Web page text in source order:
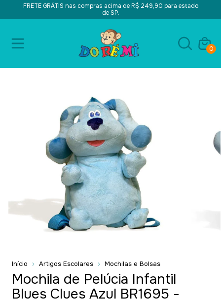
FRETE GRÁTIS nas compras acima de R$ 249,90 para estado
de SP.
0
Início Artigos Escolares Mochilas e Bolsas
Mochila de Pelúcia Infantil
Blues Clues Azul BR1695 -